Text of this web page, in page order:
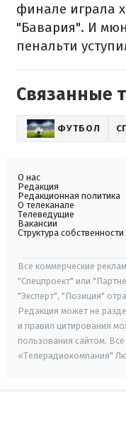
финале играла
"Бавария". И
пенальти
Связанные
ФУТБОЛ
О нас
Редакция
Редакционная политика
О телеканале
Телеведущие
Вакансии
Структура собственности
Все коммерческие
"Спецпроект" или
"Эксперт", "Позиция"
Редакция может не
и правил цитирования
пользования сайтом.
«Телерадиокомпания"